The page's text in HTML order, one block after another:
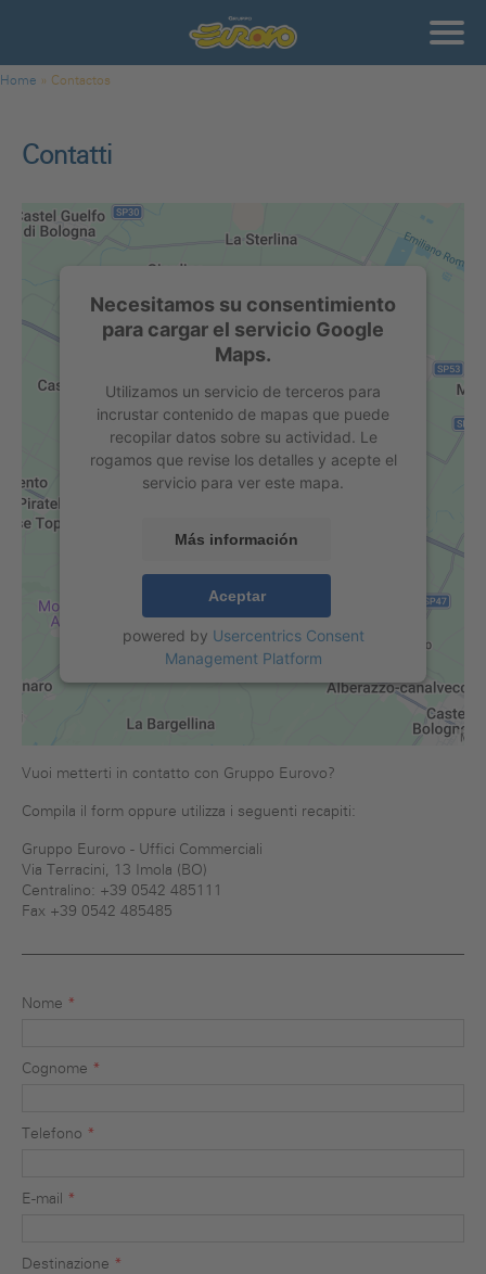
Usted está aquí
Home » Contactos
Contatti
Necesitamos su consentimiento
para cargar el servicio Google
Maps.
Utilizamos un servicio de terceros para
incrustar contenido de mapas que puede
recopilar datos sobre su actividad. Le
rogamos que revise los detalles y acepte el
servicio para ver este mapa.
Más información
Aceptar
powered by Usercentrics Consent
Management Platform
Vuoi metterti in contatto con Gruppo Eurovo?
Compila il form oppure utilizza i seguenti recapiti:
Gruppo Eurovo - Uffici Commerciali
Via Terracini, 13 Imola (BO)
Centralino: +39 0542 485111
Fax +39 0542 485485
Nome *
Cognome *
Telefono *
E-mail *
Destinazione *